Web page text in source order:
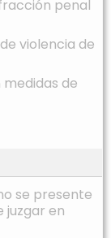
penal
violencia de
de
se presente
juzgar en